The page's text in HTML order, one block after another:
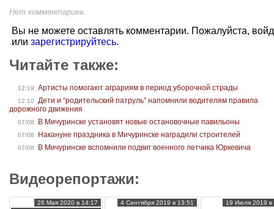
Нет комментариев.
Вы не можете оставлять комментарии. Пожалуйста,
или зарегистрируйтесь.
Читайте также:
12:19 Артисты помогают аграриям в период уборочной страды
12:10
Дети и “родительский патруль” напомнили водителям правила
дорожного движения
07/08 В Мичуринске установят новые остановочные павильоны
07/08 Накануне праздника в Мичуринске наградили строителей
07/08 В Мичуринске вспомнили подвиг военного летчика Юркевича
Видеорепортажи:
26 Мая 2020 в 14:17 4 Сентября 2019 в 13:51 19 Июля 2019 в